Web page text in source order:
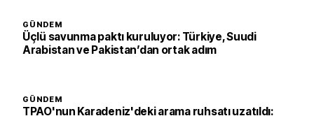
GÜNDEM
Üçlü savunma paktı kuruluyor: Türkiye, Suudi
Arabistan ve Pakistan’dan ortak adım
GÜNDEM
TPAO'nun Karadeniz'deki arama ruhsatı uzatıldı: